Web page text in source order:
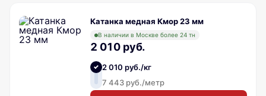
Катанка медная Кмор 23 мм
В наличии в Москве более 24 тн
2 010 руб.
2 010 руб./кг
7 443 руб./метр